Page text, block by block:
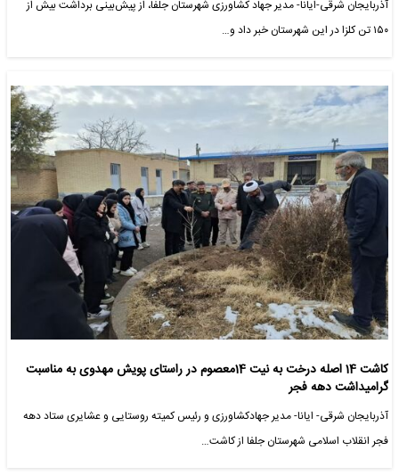
آذربایجان شرقی-ایانا- مدیر جهاد کشاورزی شهرستان جلفا، از پیش‌بینی برداشت بیش از
۱۵۰ تن کلزا در این شهرستان خبر داد و…
کاشت 14 اصله درخت به نیت 14معصوم در راستای پویش مهدوی به مناسبت
گرامیداشت دهه فجر
آذربایجان شرقی- ایانا- مدیر جهادکشاورزی و رئیس کمیته روستایی و عشایری ستاد دهه
فجر انقلاب اسلامی شهرستان جلفا از کاشت…